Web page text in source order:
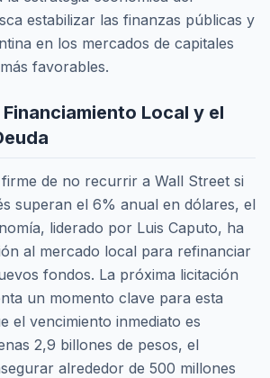
estabilizar las finanzas públicas y
en los mercados de capitales
favorables.
Local y el
de no recurrir a Wall Street si
superan el 6% anual en dólares, el
liderado por Luis Caputo, ha
al mercado local para refinanciar
fondos. La próxima licitación
un momento clave para esta
el vencimiento inmediato es
2,9 billones de pesos, el
alrededor de 500 millones